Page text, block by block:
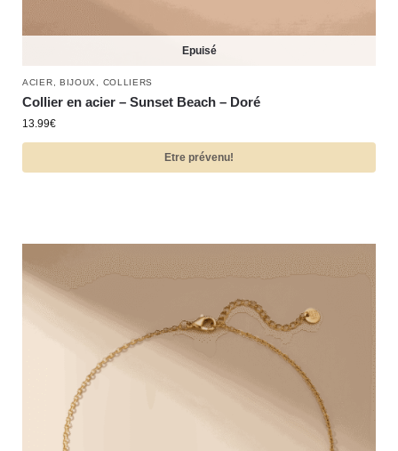
Epuisé
ACIER BIJOUX COLLIERS
Collier en acier – Sunset Beach – Doré
13.99€
Etre prévenu!